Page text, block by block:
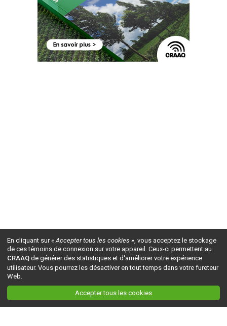
En cliquant sur« Accepter tous les cookies », vous acceptez le stockage
de ces témoins de connexion sur votre appareil. Ceux-ci permettent au
CRAAQ de générer des statistiques et d'améliorer votre expérience
utilisateur. Vous pourrez les désactiver en tout temps dans votre fureteur
Web.
Accepter tous les cookies